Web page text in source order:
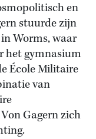
en
stuurde zijn
Worms, waar
het gymnasium
École Militaire
van
Gagern zich